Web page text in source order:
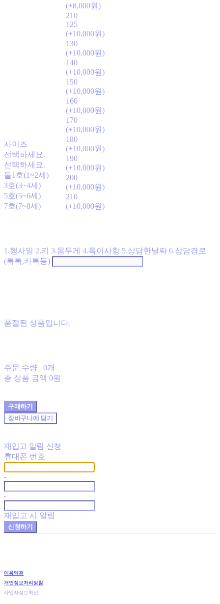
사이즈
선택하세요.
선택하세요.
돌1호(1~2세)
3호(3~4세)
5호(5~6세)
7호(7~8세)
(+8,000원)
210
125
(+10,000원)
130
(+10,000원)
140
(+10,000원)
150
(+10,000원)
160
(+10,000원)
170
(+10,000원)
180
(+10,000원)
190
(+10,000원)
200
(+10,000원)
210
(+10,000원)
1.행사일 2.키 3.몸무게 4.특이사항 5.상담한날짜 6.상담경로
(톡톡,카톡등)
품절된 상품입니다.
주문 수량
0개
총 상품 금액 0원
구매하기
장바구니에 담기
재입고 알림 신청
휴대폰 번호
-
-
재입고 시 알림
신청하기
이용약관
개인정보처리방침
사업자정보확인